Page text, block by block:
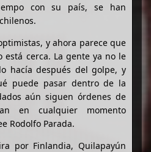
con su país, se han
y ahora parece que
está cerca. La gente ya no le
hacía después del golpe, y
puede pasar dentro de la
aún siguen órdenes de
en cualquier momento
Rodolfo Parada.
por Finlandia, Quilapayún